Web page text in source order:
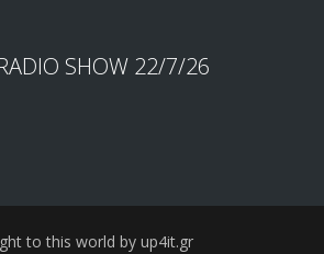
SHOW 22/7/26
to this world by up4it.gr